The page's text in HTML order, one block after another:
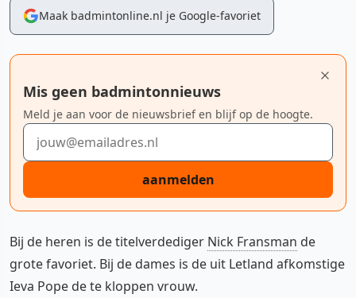
Maak badmintonline.nl je Google-favoriet
Mis geen badmintonnieuws
Meld je aan voor de nieuwsbrief en blijf op de hoogte.
E-mailadres
aanmelden
Bij de heren is de titelverdediger Nick Fransman de
grote favoriet. Bij de dames is de uit Letland afkomstige
Ieva Pope de te kloppen vrouw.